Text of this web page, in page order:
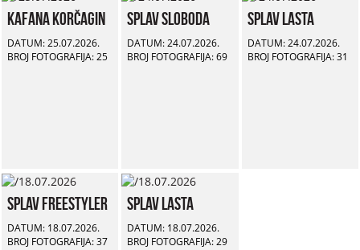
Kafana Korčagin
DATUM: 25.07.2026.
BROJ FOTOGRAFIJA: 25
Splav Sloboda
DATUM: 24.07.2026.
BROJ FOTOGRAFIJA: 69
Splav Lasta
DATUM: 24.07.2026.
BROJ FOTOGRAFIJA: 31
Splav Freestyler
DATUM: 18.07.2026.
BROJ FOTOGRAFIJA: 37
Splav Lasta
DATUM: 18.07.2026.
BROJ FOTOGRAFIJA: 29